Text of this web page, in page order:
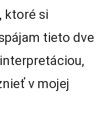
ktoré si
tieto dve
v mojej